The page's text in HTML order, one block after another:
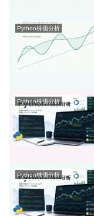
Python株価分析
Python株価分析
Python株価分析